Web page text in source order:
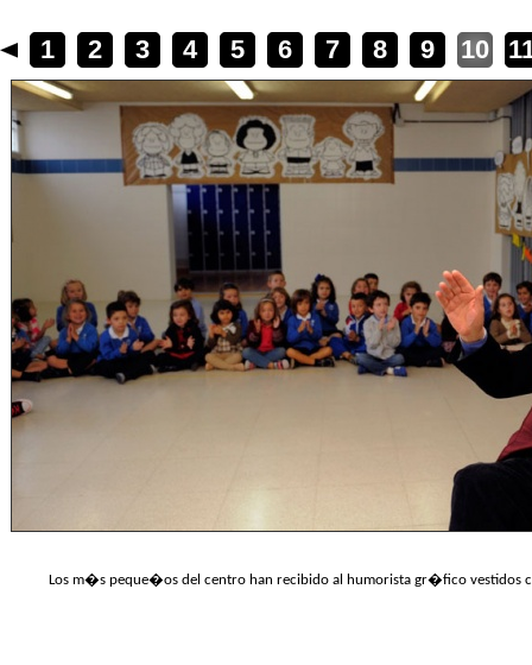
1 2 3 4 5 6 7 8 9 10
Los m�s peque�os del centro han recibido al humorista gr�fico vestidos